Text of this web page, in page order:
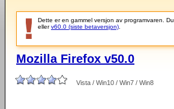
Dette er en gammel versjon av programvaren.
ellerv60.0 (siste betaversjon)
Mozilla Firefox v50.0
Vista / Win10 / Win7 / Win8